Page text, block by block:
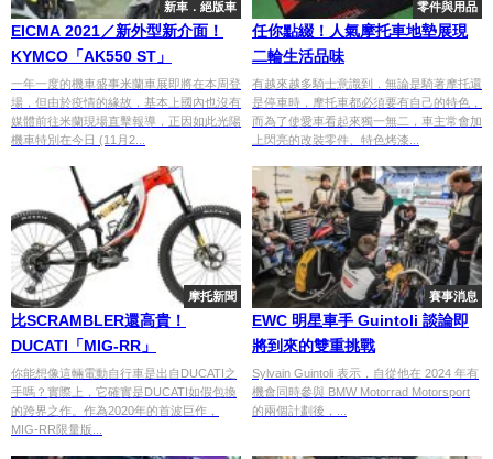
新車．絕版車
EICMA 2021／新外型新介面！
KYMCO「AK550 ST」
一年一度的機車盛事米蘭車展即將在本周登
場，但由於疫情的緣故，基本上國內也沒有
媒體前往米蘭現場直擊報導，正因如此光陽
機車特別在今日 (11月2...
零件與用品
任你點綴！人氣摩托車地墊展現
二輪生活品味
有越來越多騎士意識到，無論是騎著摩托還
是停車時，摩托車都必須要有自己的特色，
而為了使愛車看起來獨一無二，車主常會加
上閃亮的改裝零件、特色烤漆...
摩托新聞
比SCRAMBLER還高貴！
DUCATI「MIG-RR」
你能想像這輛電動自行車是出自DUCATI之
手嗎？實際上，它確實是DUCATI如假包換
的跨界之作。作為2020年的首波巨作，
MIG-RR限量版...
賽事消息
EWC 明星車手 Guintoli 談論即
將到來的雙重挑戰
Sylvain Guintoli 表示，自從他在 2024 年有
機會同時參與 BMW Motorrad Motorsport
的兩個計劃後，...